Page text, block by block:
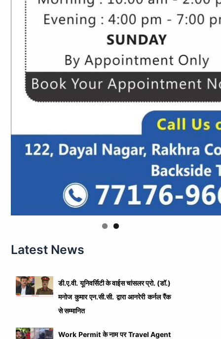
Latest News
डी.ए.वी. यूनिवर्सिटी के वाईस चांसलर प्रो. (डॉ.)
मनोज कुमार एन.सी.सी. द्वारा आनरेरी कर्नल रैंक
से सम्मानित
Work Permit के नाम पर Travel Agent